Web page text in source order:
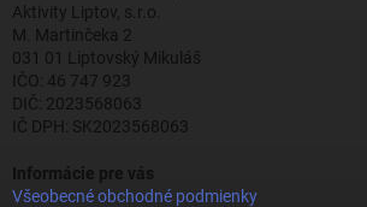
Aktivity Liptov, s.r.o.
M. Martinčeka 2
031 01 Liptovský Mikuláš
IČO: 46 747 923
DIČ: 2023568063
IČ DPH: SK2023568063
Informácie pre vás
Všeobecné obchodné podmienky